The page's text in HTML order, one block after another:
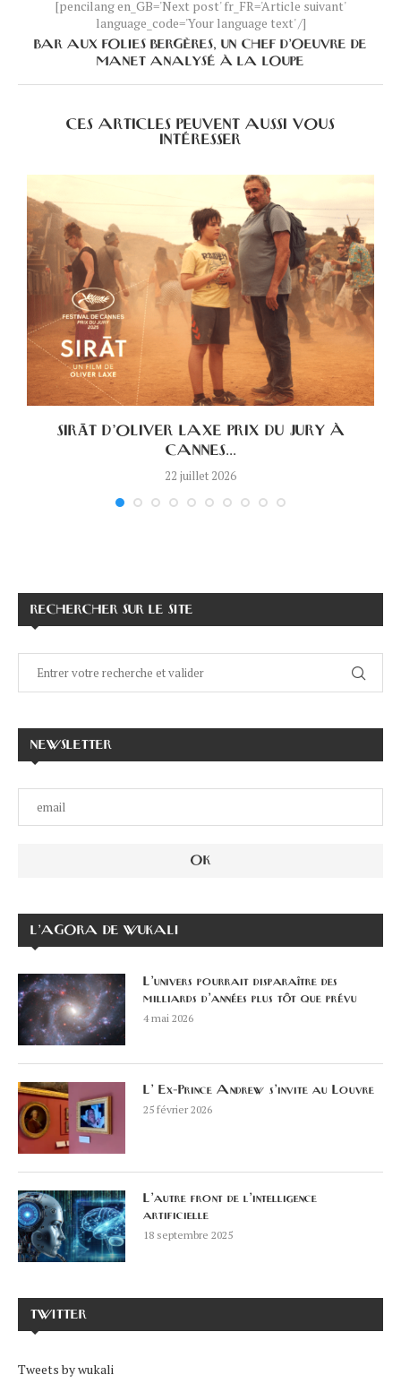
[pencilang en_GB='Next post' fr_FR='Article suivant'
language_code='Your language text' /]
BAR AUX FOLIES BERGÈRES, UN CHEF D’OEUVRE DE
MANET ANALYSÉ À LA LOUPE
CES ARTICLES PEUVENT AUSSI VOUS
INTÉRESSER
SIRĀT D’OLIVER LAXE PRIX DU JURY À
CANNES...
22 juillet 2026
RECHERCHER SUR LE SITE
NEWSLETTER
L’AGORA DE WUKALI
L’univers pourrait disparaître des
milliards d’années plus tôt que prévu
4 mai 2026
L’ Ex-Prince Andrew s’invite au Louvre
25 février 2026
L’autre front de l’intelligence
artificielle
18 septembre 2025
TWITTER
Tweets by wukali